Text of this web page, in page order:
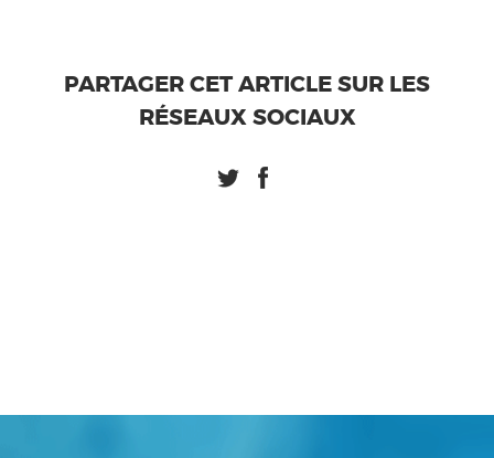
PARTAGER CET ARTICLE SUR LES
RÉSEAUX SOCIAUX